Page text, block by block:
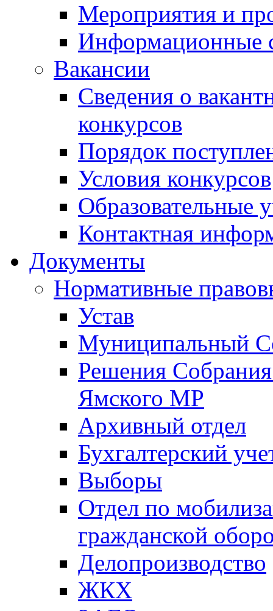
Мероприятия и
Информационные
Вакансии
Сведения о
конкурсов
Порядок
Условия конкурсов
Образовательные
Контактная
Документы
Нормативные
Устав
Муниципальный
Решения
Ямского МР
Архивный отдел
Бухгалтерский
Выборы
Отдел по
гражданской
Делопроизводство
ЖКХ